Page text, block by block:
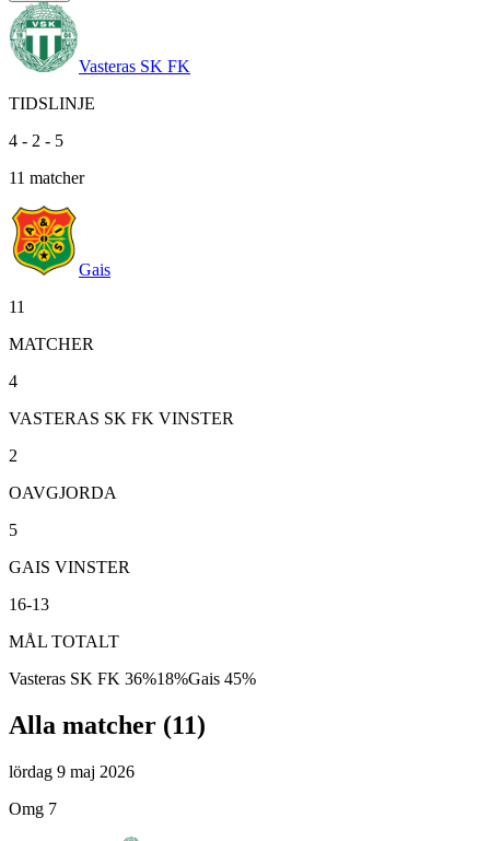
Vasteras SK FK
TIDSLINJE
4 - 2 - 5
11 matcher
Gais
11
MATCHER
4
VASTERAS SK FK VINSTER
2
OAVGJORDA
5
GAIS VINSTER
16-13
MÅL TOTALT
Vasteras SK FK 36%18%Gais 45%
Alla matcher (11)
lördag 9 maj 2026
Omg 7